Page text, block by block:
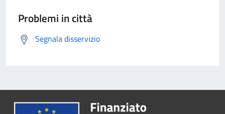
Problemi in città
Segnala disservizio